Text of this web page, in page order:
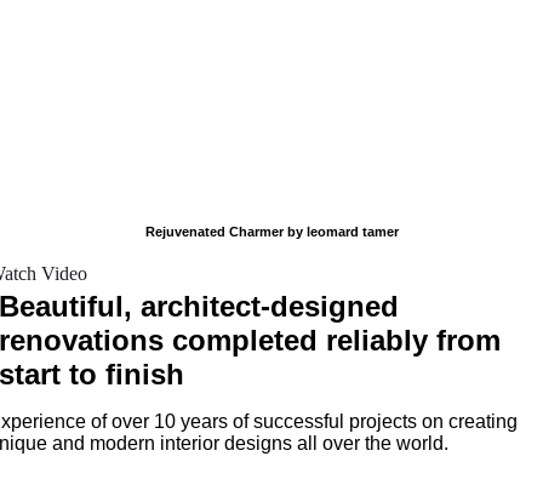
Rejuvenated Charmer by leomard tamer
Video
Beautiful, architect-designed
renovations completed reliably from
start to finish
of over 10 years of successful projects on creating
and modern interior designs all over the world.